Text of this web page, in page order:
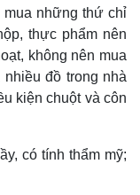
mua những thứ chỉ
thực phẩm nên
không nên mua
đồ trong nhà
kiện chuột và côn
có tính thẩm mỹ;